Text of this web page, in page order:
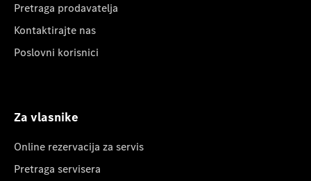
Pretraga prodavatelja
Kontaktirajte nas
Poslovni korisnici
Za vlasnike
Online rezervacija za servis
Pretraga servisera